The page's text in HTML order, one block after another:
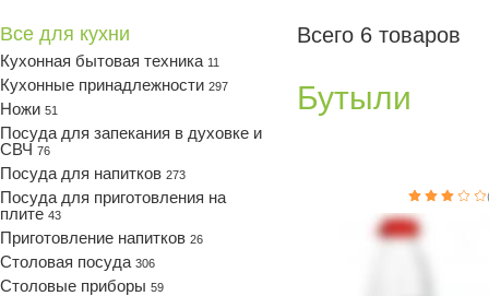
Все для кухни
Кухонная бытовая техника 11
Кухонные принадлежности 297
Ножи 51
Посуда для запекания в духовке и
СВЧ 76
Посуда для напитков 273
Посуда для приготовления на
плите 43
Приготовление напитков 26
Столовая посуда 306
Столовые приборы 59
Всего 6 товаров
Бутыли